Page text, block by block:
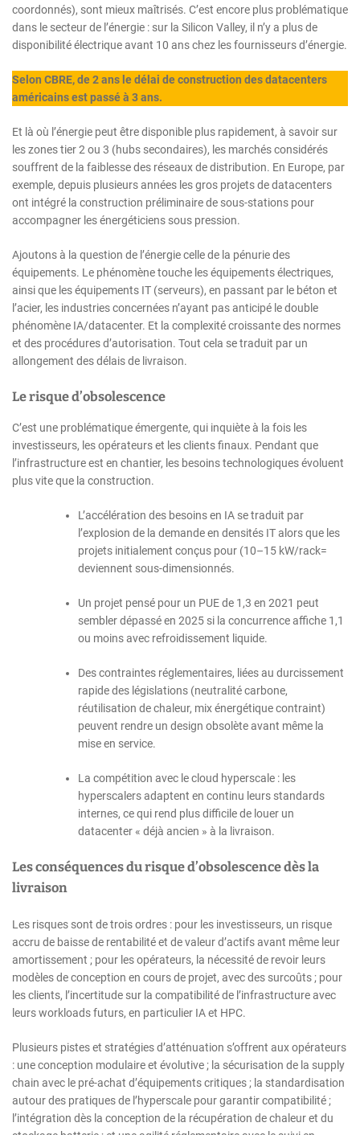
coordonnés), sont mieux maîtrisés. C’est encore plus problématique
dans le secteur de l’énergie : sur la Silicon Valley, il n’y a plus de
disponibilité électrique avant 10 ans chez les fournisseurs d’énergie.
Selon CBRE, de 2 ans le délai de construction des datacenters
américains est passé à 3 ans.
Et là où l’énergie peut être disponible plus rapidement, à savoir sur
les zones tier 2 ou 3 (hubs secondaires), les marchés considérés
souffrent de la faiblesse des réseaux de distribution. En Europe, par
exemple, depuis plusieurs années les gros projets de datacenters
ont intégré la construction préliminaire de sous-stations pour
accompagner les énergéticiens sous pression.
Ajoutons à la question de l’énergie celle de la pénurie des
équipements. Le phénomène touche les équipements électriques,
ainsi que les équipements IT (serveurs), en passant par le béton et
l’acier, les industries concernées n’ayant pas anticipé le double
phénomène IA/datacenter. Et la complexité croissante des normes
et des procédures d’autorisation. Tout cela se traduit par un
allongement des délais de livraison.
Le risque d’obsolescence
C’est une problématique émergente, qui inquiète à la fois les
investisseurs, les opérateurs et les clients finaux. Pendant que
l’infrastructure est en chantier, les besoins technologiques évoluent
plus vite que la construction.
L’accélération des besoins en IA se traduit par
l’explosion de la demande en densités IT alors que les
projets initialement conçus pour (10–15 kW/rack=
deviennent sous-dimensionnés.
Un projet pensé pour un PUE de 1,3 en 2021 peut
sembler dépassé en 2025 si la concurrence affiche 1,1
ou moins avec refroidissement liquide.
Des contraintes réglementaires, liées au durcissement
rapide des législations (neutralité carbone,
réutilisation de chaleur, mix énergétique contraint)
peuvent rendre un design obsolète avant même la
mise en service.
La compétition avec le cloud hyperscale : les
hyperscalers adaptent en continu leurs standards
internes, ce qui rend plus difficile de louer un
datacenter « déjà ancien » à la livraison.
Les conséquences du risque d’obsolescence dès la
livraison
Les risques sont de trois ordres : pour les investisseurs, un risque
accru de baisse de rentabilité et de valeur d’actifs avant même leur
amortissement ; pour les opérateurs, la nécessité de revoir leurs
modèles de conception en cours de projet, avec des surcoûts ; pour
les clients, l’incertitude sur la compatibilité de l’infrastructure avec
leurs workloads futurs, en particulier IA et HPC.
Plusieurs pistes et stratégies d’atténuation s’offrent aux opérateurs
: une conception modulaire et évolutive ; la sécurisation de la supply
chain avec le pré-achat d’équipements critiques ; la standardisation
autour des pratiques de l’hyperscale pour garantir compatibilité ;
l’intégration dès la conception de la récupération de chaleur et du